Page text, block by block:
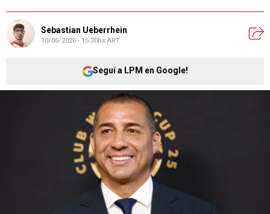
Sebastian Ueberrhein
10/06/2026 - 15:30hs ART
Seguí a LPM en Google!